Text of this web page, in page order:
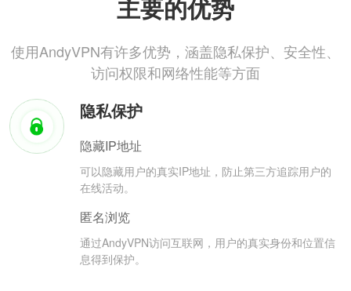
主要的优势
使用AndyVPN有许多优势，涵盖隐私保护、安全性、
访问权限和网络性能等方面
隐私保护
隐藏IP地址
可以隐藏用户的真实IP地址，防止第三方追踪用户的
在线活动。
匿名浏览
通过AndyVPN访问互联网，用户的真实身份和位置信
息得到保护。